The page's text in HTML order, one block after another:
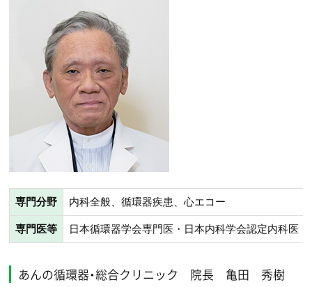
専門分野 内科全般、循環器疾患、心エコー
専門医等 日本循環器学会専門医・日本内科学会認定内科医
あんの循環器・総合クリニック 院長 亀田 秀樹